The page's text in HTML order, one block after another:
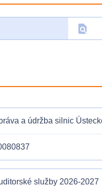
find_in_page
a údržba silnic
služby 2026-2027